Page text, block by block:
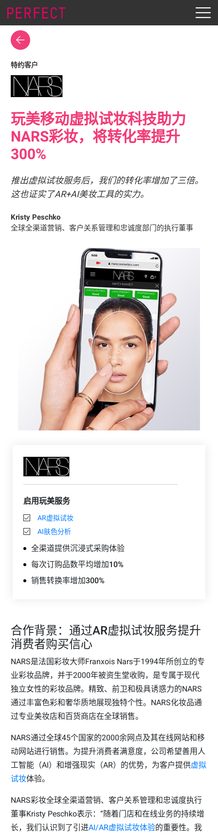
特约客户
玩美移动虚拟试妆科技助力
NARS彩妆，将转化率提升
300%
推出虚拟试妆服务后，我们的转化率增加了三倍。
这也证实了AR+AI美妆工具的实力。
Kristy Peschko
全球全渠道营销、客户关系管理和忠诚度部门的执行董事
启用玩美服务
AR虚拟试妆
AI肤色分析
全渠道提供沉浸式采购体验
每次订购品数平均增加10%
销售转换率增加300%
合作背景：通过AR虚拟试妆服务提升
消费者购买信心
NARS是法国彩妆大师Franxois Nars于1994年所创立的专
业彩妆品牌，并于2000年被资生堂收购，是专属于现代
独立女性的彩妆品牌。精致、前卫和极具诱惑力的NARS
通过丰富色彩和奢华质地展现独特个性。NARS化妆品通
过专业美妆店和百货商店在全球销售。
NARS通过全球45个国家的2000余网点及其在线网站和移
动网站进行销售。为提升消费者满意度，公司希望善用人
工智能（AI）和增强现实（AR）的优势，为客户提供虚拟
试妆体验。
NARS彩妆全球全渠道营销、客户关系管理和忠诚度执行
董事Kristy Peschko表示：“随着门店和在线业务的持续增
长，我们认识到了引进AI/AR虚拟试妆体验的重要性。我